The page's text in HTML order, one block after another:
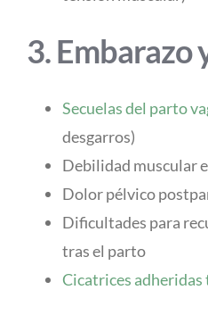
3. Embarazo
Secuelas del parto
desgarros)
Debilidad muscular
Dolor pélvico
Dificultades para
tras el parto
Cicatrices adheridas